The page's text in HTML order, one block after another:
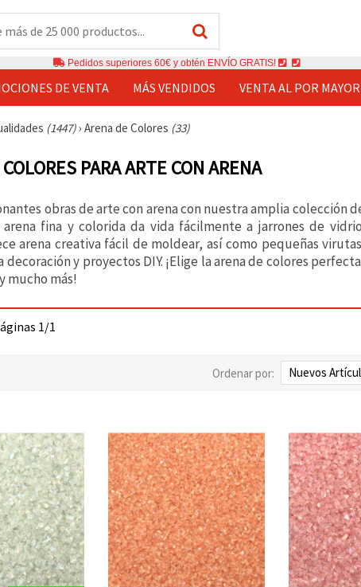
Pedidos superiores 60€ y obtén ENVÍO GRATIS!
DE VENTA MÁS VENDIDOS VENTA AL POR MAYOR
(1447)› Arena de Colores (33)
PARA ARTE CON ARENA
obras de arte con arena con nuestra amplia colección
fina y colorida da vida fácilmente a jarrones de
arena creativa fácil de moldear, así como pequeñas
decoración y proyectos DIY. ¡Elige la arena de colores
mucho más!
1/1
Ordenar por: